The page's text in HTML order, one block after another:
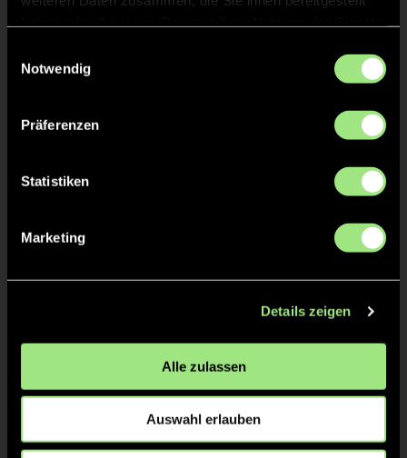
Notwendig
Präferenzen
Statistiken
Marketing
Details zeigen
Alle zulassen
Auswahl erlauben
ANPFIFF 1. Spiel